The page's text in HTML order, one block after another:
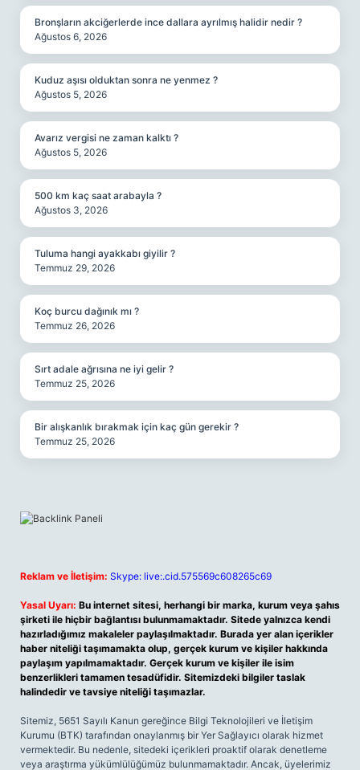
Bronşların akciğerlerde ince dallara ayrılmış halidir nedir ?
Ağustos 6, 2026
Kuduz aşısı olduktan sonra ne yenmez ?
Ağustos 5, 2026
Avarız vergisi ne zaman kalktı ?
Ağustos 5, 2026
500 km kaç saat arabayla ?
Ağustos 3, 2026
Tuluma hangi ayakkabı giyilir ?
Temmuz 29, 2026
Koç burcu dağınık mı ?
Temmuz 26, 2026
Sırt adale ağrısına ne iyi gelir ?
Temmuz 25, 2026
Bir alışkanlık bırakmak için kaç gün gerekir ?
Temmuz 25, 2026
Reklam ve İletişim: Skype: live:.cid.575569c608265c69
Yasal Uyarı: Bu internet sitesi, herhangi bir marka, kurum veya şahıs
şirketi ile hiçbir bağlantısı bulunmamaktadır. Sitede yalnızca kendi
hazırladığımız makaleler paylaşılmaktadır. Burada yer alan içerikler
haber niteliği taşımamakta olup, gerçek kurum ve kişiler hakkında
paylaşım yapılmamaktadır. Gerçek kurum ve kişiler ile isim
benzerlikleri tamamen tesadüfidir. Sitemizdeki bilgiler taslak
halindedir ve tavsiye niteliği taşımazlar.
Sitemiz, 5651 Sayılı Kanun gereğince Bilgi Teknolojileri ve İletişim
Kurumu (BTK) tarafından onaylanmış bir Yer Sağlayıcı olarak hizmet
vermektedir. Bu nedenle, sitedeki içerikleri proaktif olarak denetleme
veya araştırma yükümlülüğümüz bulunmamaktadır. Ancak, üyelerimiz